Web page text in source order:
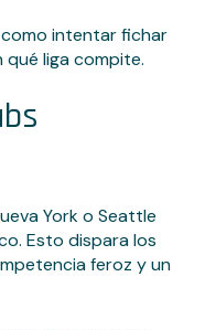
intentar fichar
qué liga compite.
York o Seattle
Esto dispara los
feroz y un